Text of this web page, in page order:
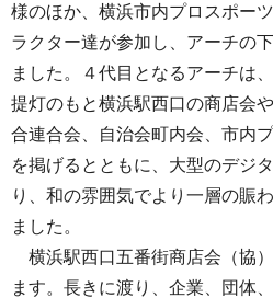
様のほか、横浜市内プロスポー
ラクター達が参加し、アーチの
ました。４代目となるアーチは
提灯のもと横浜駅西口の商店会
合連合会、自治会町内会、市内
を掲げるとともに、大型のデジ
り、和の雰囲気でより一層の賑
ました。
横浜駅西口五番街商店会（協
ます。長きに渡り、企業、団体